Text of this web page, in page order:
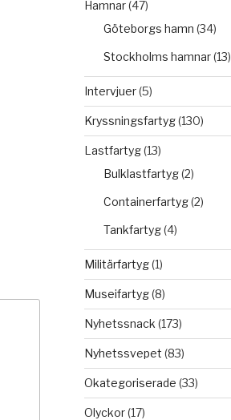
Hamnar(47)
Göteborgs hamn (34)
Stockholms hamnar(13)
Intervjuer(5)
Kryssningsfartyg(130)
Lastfartyg(13)
Bulklastfartyg(2)
Containerfartyg(2)
Tankfartyg(4)
Militärfartyg(1)
Museifartyg(8)
Nyhetssnack (173)
Nyhetssvepet (83)
Okategoriserade (33)
Olyckor(17)